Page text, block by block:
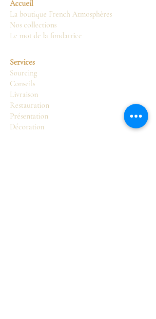
Accueil
La boutique French Atmosphères
Nos collections
Le mot de la fondatrice
Services
Sourcing
Conseils
Livraison
Restauration
Présentation
Décoration